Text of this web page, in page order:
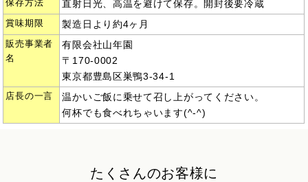
保存方法 直射日光、高温を避けて保存。開封後要冷蔵
賞味期限 製造日より約4ヶ月
販売事業者
名
有限会社山年園
〒170-0002
東京都豊島区巣鴨3-34-1
店長の一言
温かいご飯に乗せて召し上がってください。
何杯でも食べれちゃいます(^-^)
たくさんのお客様に